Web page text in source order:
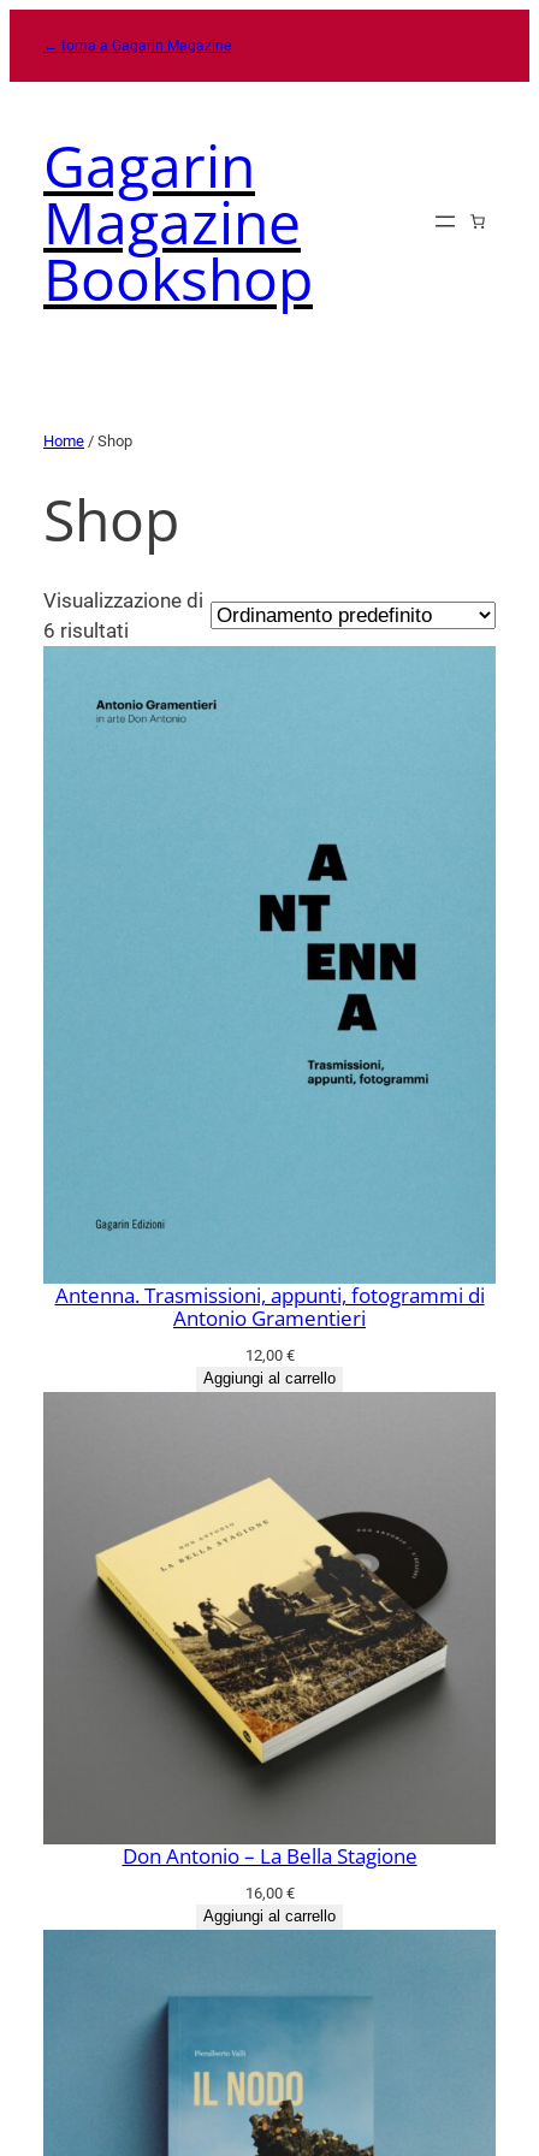
← torna a Gagarin Magazine
Gagarin
Magazine
Bookshop
Home / Shop
Shop
Visualizzazione di
6 risultati
Antenna. Trasmissioni, appunti, fotogrammi di
Antonio Gramentieri
12,00 €
Aggiungi al carrello
Don Antonio – La Bella Stagione
16,00 €
Aggiungi al carrello